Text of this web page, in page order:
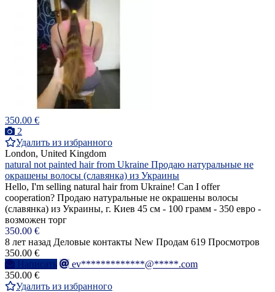
350.00 €
2
Удалить из избранного
London, United Kingdom
natural not painted hair from Ukraine Продаю натуральные не
окрашены волосы (славянка) из Украины
Hello, I'm selling natural hair from Ukraine! Can I offer
cooperation? Продаю натуральные не окрашены волосы
(славянка) из Украины, г. Киев 45 см - 100 грамм - 350 евро -
возможен торг
350.00 €
8 лет назад Деловые контакты New Продам 619 Просмотров
350.00 €
Написать
ev*************@*****.com
350.00 €
Удалить из избранного